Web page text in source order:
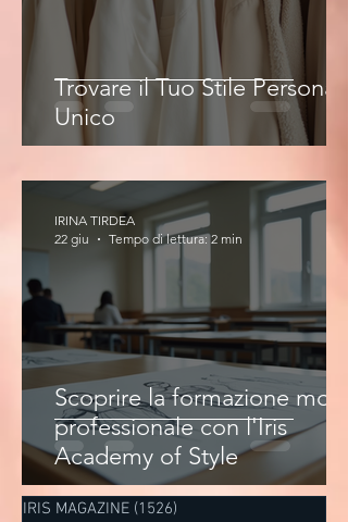
Trovare il Tuo Stile Personale
Unico
Scoprire la formazione moda
professionale con l'Iris
Academy of Style
IRINA TIRDEA
22 giu
Tempo di lettura: 2 min
IRIS MAGAZINE (1526)